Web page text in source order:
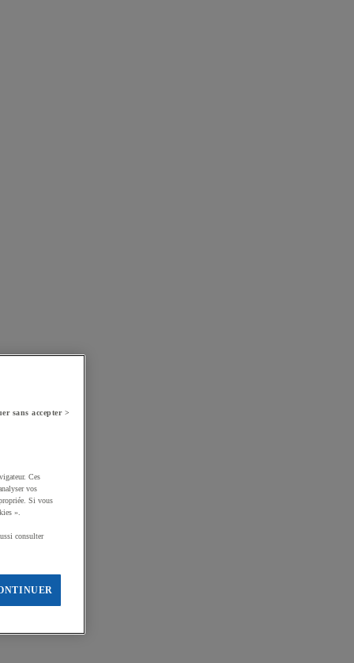
sans accepter >
Ces
vos
Si vous
».
consulter